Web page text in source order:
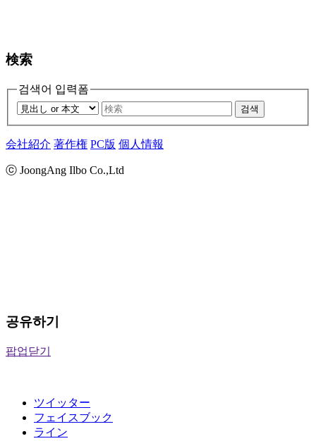
検索
검색어 입력폼
검색
会社紹介 著作権 PC版 個人情報
ⓒ JoongAng Ilbo Co.,Ltd
공유하기
팝업닫기
ツイッター
フェイスブック
ライン